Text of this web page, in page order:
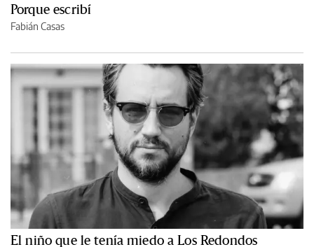
Porque escribí
Fabián Casas
El niño que le tenía miedo a Los Redondos